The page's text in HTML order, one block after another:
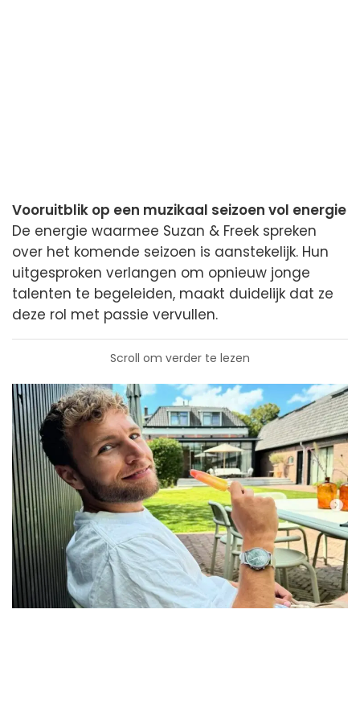
Vooruitblik op een muzikaal seizoen vol energie
De energie waarmee Suzan & Freek spreken
over het komende seizoen is aanstekelijk. Hun
uitgesproken verlangen om opnieuw jonge
talenten te begeleiden, maakt duidelijk dat ze
deze rol met passie vervullen.
Scroll om verder te lezen